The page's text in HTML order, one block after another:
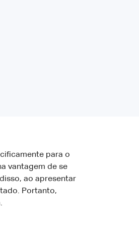
para o
vantagem de se
ao apresentar
Portanto,